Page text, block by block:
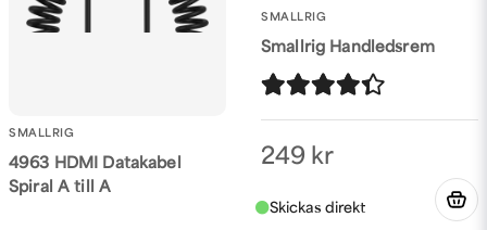
SMALLRIG
4963 HDMI Datakabel
Spiral A till A
SMALLRIG
Smallrig Handledsrem
249 kr